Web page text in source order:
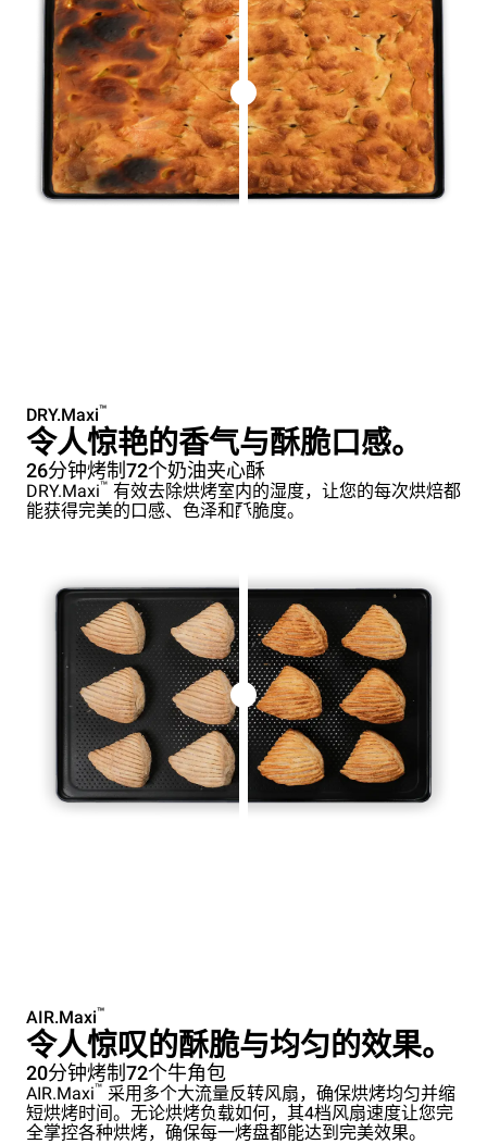
DRY.Maxi™
令人惊艳的香气与酥脆口感。
26分钟烤制72个奶油夹心酥
DRY.Maxi™ 有效去除烘烤室内的湿度，让您的每次烘焙都
能获得完美的口感、色泽和酥脆度。
AIR.Maxi™
令人惊叹的酥脆与均匀的效果。
20分钟烤制72个牛角包
AIR.Maxi™ 采用多个大流量反转风扇，确保烘烤均匀并缩
短烘烤时间。无论烘烤负载如何，其4档风扇速度让您完
全掌控各种烘烤，确保每一烤盘都能达到完美效果。